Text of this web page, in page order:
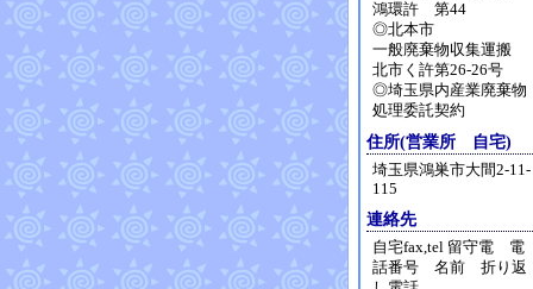
鴻環許 第44
◎北本市
一般廃棄物収集運搬
北市く許第26-26号
◎埼玉県内産業廃棄物
処理委託契約
住所(営業所 自宅)
埼玉県鴻巣市大間2-11-
115
連絡先
自宅fax,tel 留守電 電
話番号 名前 折り返